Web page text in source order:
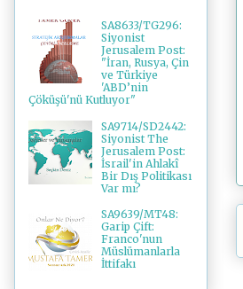
SA8633/TG296:
Siyonist
Jerusalem Post:
"İran, Rusya, Çin
ve Türkiye
'ABD’nin
Çöküşü'nü Kutluyor"
SA9714/SD2442:
Siyonist The
Jerusalem Post:
İsrail'in Ahlakî
Bir Dış Politikası
Var mı?
SA9639/MT48:
Garip Çift:
Franco'nun
Müslümanlarla
İttifakı